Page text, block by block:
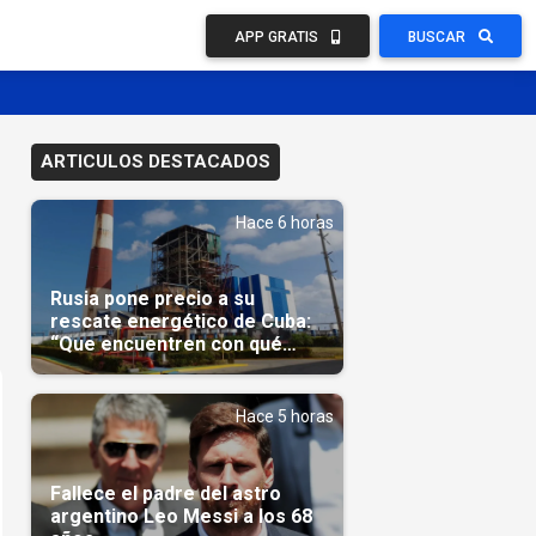
APP GRATIS BUSCAR
ARTICULOS DESTACADOS
Hace 6 horas
Rusia pone precio a su
rescate energético de Cuba:
“Que encuentren con qué
pagarnos”
Hace 5 horas
Fallece el padre del astro
argentino Leo Messi a los 68